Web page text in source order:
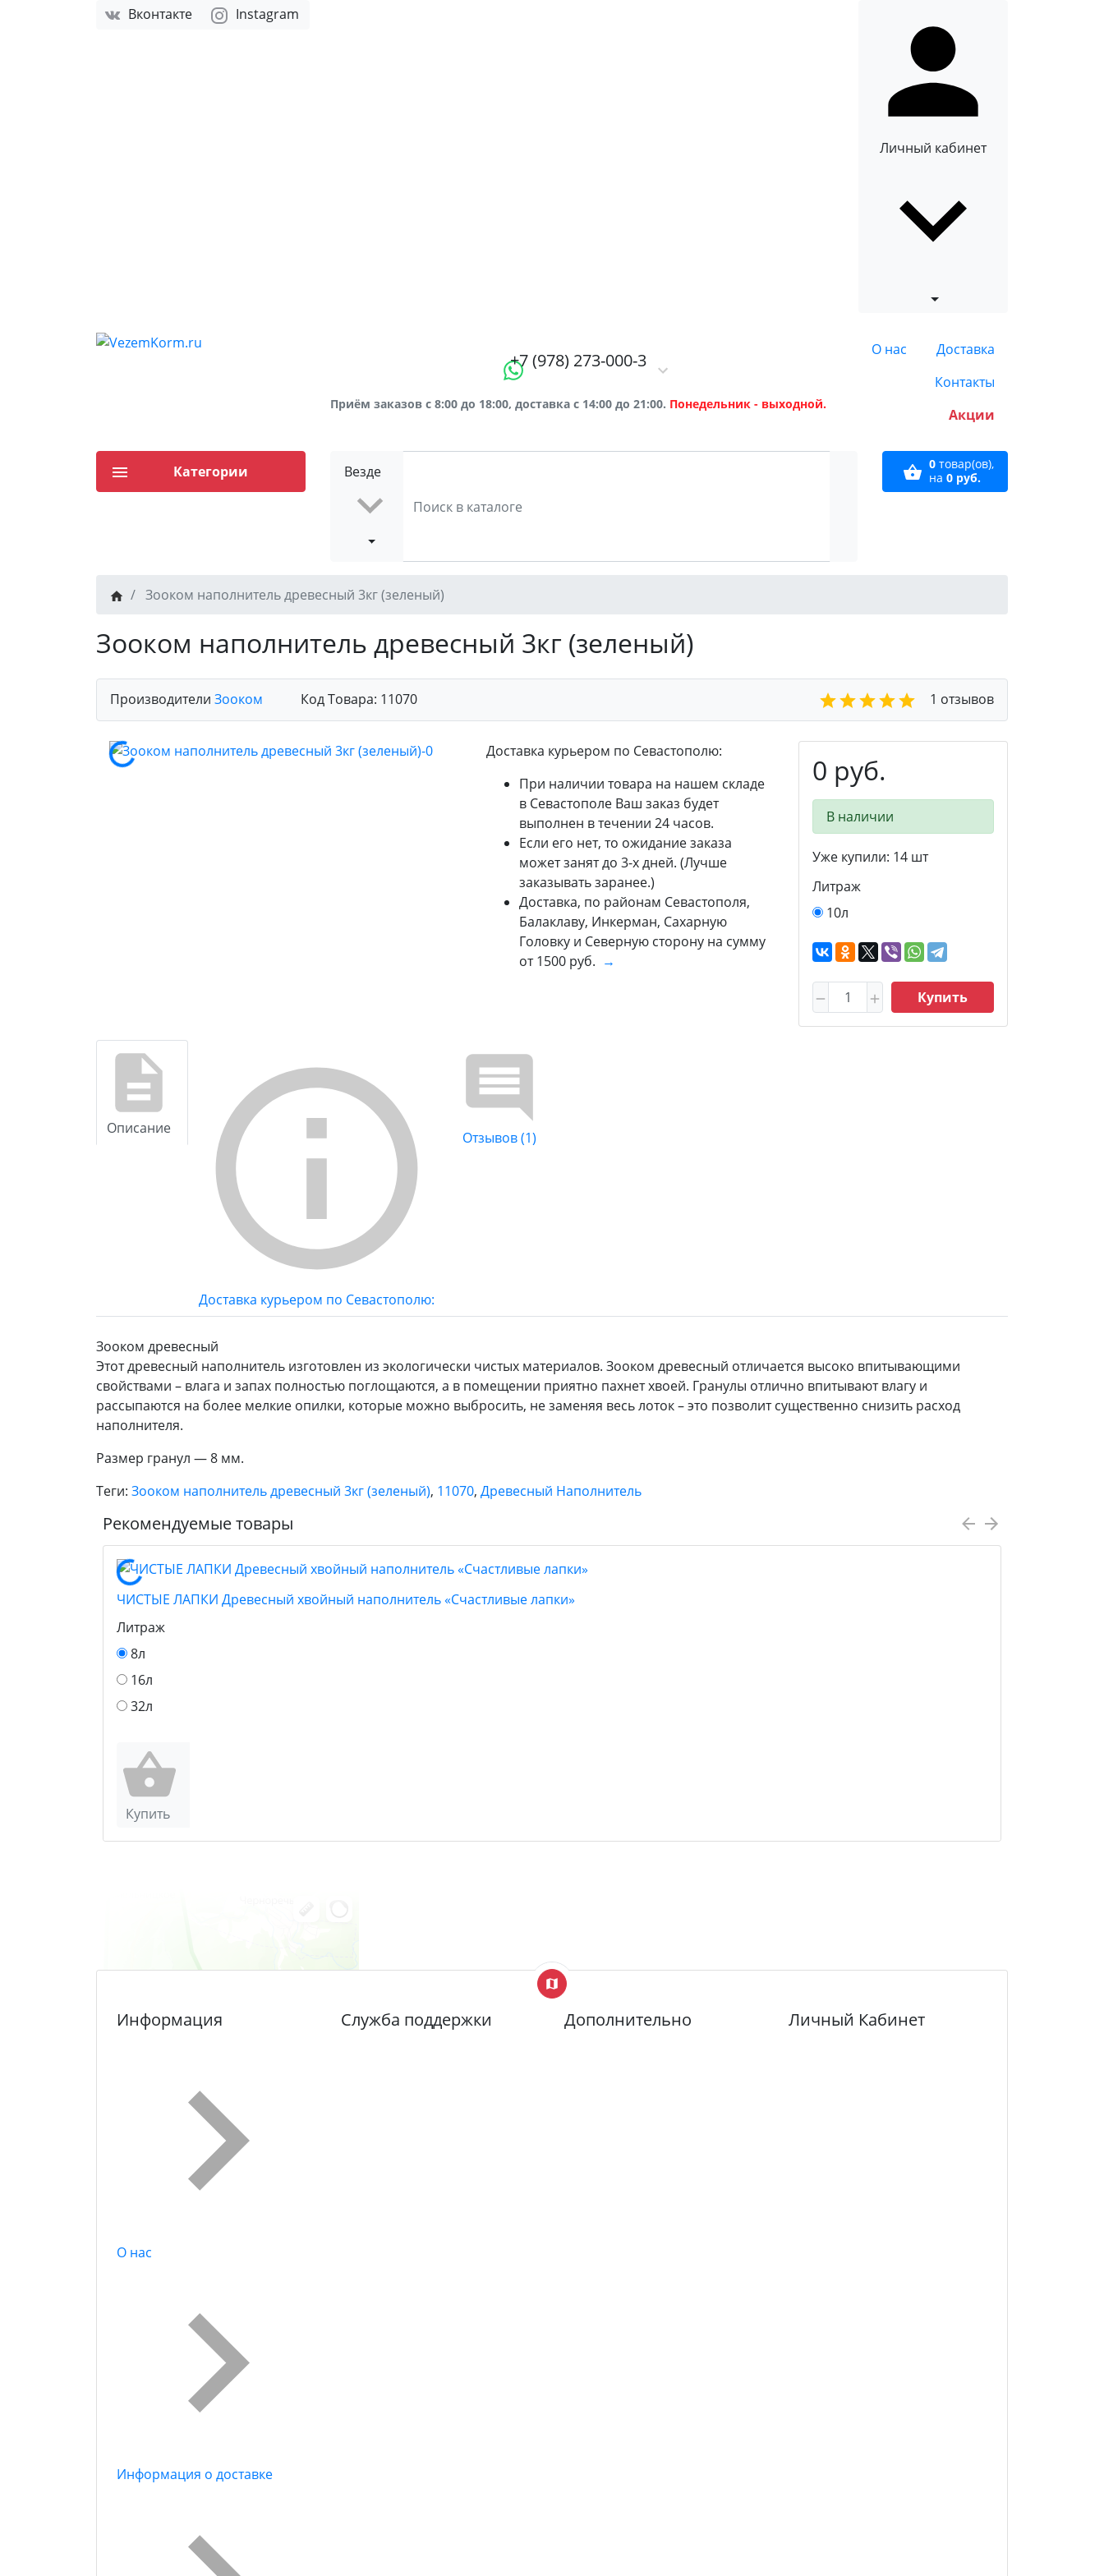
Вконтакте Instagram
Личный кабинет
+7 (978) 273-000-3
Приём заказов с 8:00 до 18:00, доставка с 14:00 до 21:00. Понедельник - выходной.
О нас
Доставка
Контакты
Акции
Везде 0 товар(ов),
на
0 руб.
Категории
Зооком наполнитель древесный 3кг (зеленый)
Зооком наполнитель древесный 3кг (зеленый)
Производители Зооком Код Товара: 11070 1 отзывов
0 руб.
В наличии
Уже купили: 14 шт
Литраж
10л
Купить
Доставка курьером по Севастополю:
При наличии товара на нашем складе
в Севастополе Ваш заказ будет
выполнен в течении 24 часов.
Если его нет, то ожидание заказа
может занят до 3-х дней. (Лучше
заказывать заранее.)
Доставка, по районам Севастополя,
Балаклаву, Инкерман, Сахарную
Головку и Северную сторону на сумму
от 1500 руб. →
Описание
Доставка курьером по Севастополю:
Отзывов (1)
Зооком древесный
Этот древесный наполнитель изготовлен из экологически чистых материалов. Зооком древесный отличается высоко впитывающими
свойствами – влага и запах полностью поглощаются, а в помещении приятно пахнет хвоей. Гранулы отлично впитывают влагу и
рассыпаются на более мелкие опилки, которые можно выбросить, не заменяя весь лоток – это позволит существенно снизить расход
наполнителя.
Размер гранул — 8 мм.
Теги: Зооком наполнитель древесный 3кг (зеленый), 11070, Древесный Наполнитель
Рекомендуемые товары
ЧИСТЫЕ ЛАПКИ Древесный хвойный наполнитель «Счастливые лапки»
Литраж
8л
16л
32л
Купить
Информация
О нас
Информация о доставке
Служба поддержки Дополнительно Личный Кабинет